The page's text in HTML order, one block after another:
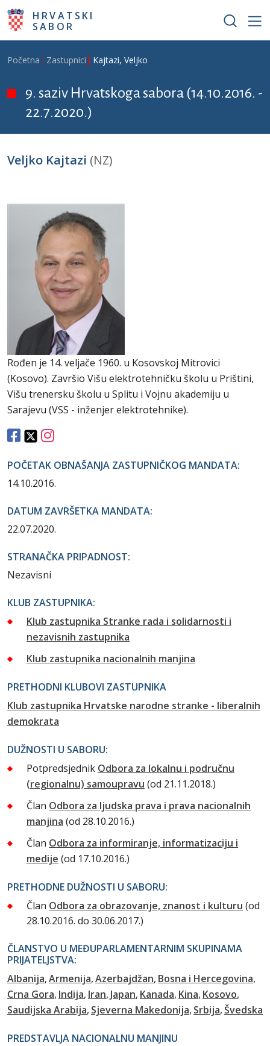
Skoči na glavni sadržaj
HRVATSKI
SABOR
Breadcrumb
Početna Zastupnici Kajtazi, Veljko
9. saziv Hrvatskoga sabora (14.10.2016. -
22.7.2020.)
Veljko Kajtazi (NZ)
Rođen je 14. veljače 1960. u Kosovskoj Mitrovici
(Kosovo). Završio Višu elektrotehničku školu u Prištini,
Višu trenersku školu u Splitu i Vojnu akademiju u
Sarajevu (VSS - inženjer elektrotehnike).
POČETAK OBNAŠANJA ZASTUPNIČKOG MANDATA:
14.10.2016.
DATUM ZAVRŠETKA MANDATA:
22.07.2020.
STRANAČKA PRIPADNOST:
Nezavisni
KLUB ZASTUPNIKA:
Klub zastupnika Stranke rada i solidarnosti i
nezavisnih zastupnika
Klub zastupnika nacionalnih manjina
PRETHODNI KLUBOVI ZASTUPNIKA
Klub zastupnika Hrvatske narodne stranke - liberalnih
demokrata
DUŽNOSTI U SABORU:
Potpredsjednik Odbora za lokalnu i područnu
(regionalnu) samoupravu (od 21.11.2018.)
Član Odbora za ljudska prava i prava nacionalnih
manjina (od 28.10.2016.)
Član Odbora za informiranje, informatizaciju i
medije (od 17.10.2016.)
PRETHODNE DUŽNOSTI U SABORU:
Član Odbora za obrazovanje, znanost i kulturu (od
28.10.2016. do 30.06.2017.)
ČLANSTVO U MEĐUPARLAMENTARNIM SKUPINAMA
PRIJATELJSTVA:
Albanija Armenija Azerbajdžan Bosna i Hercegovina
Crna Gora Indija Iran Japan Kanada Kina Kosovo
Saudijska Arabija Sjeverna Makedonija Srbija Švedska
PREDSTAVLJA NACIONALNU MANJINU